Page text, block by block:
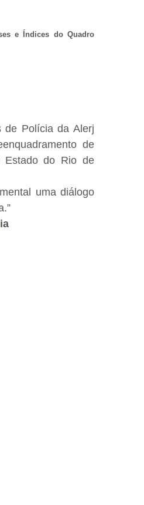
e Índices do Quadro
de Polícia da Alerj
de
Estado do Rio de
uma diálogo